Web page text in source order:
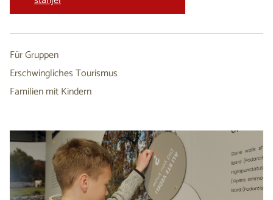
Für Gruppen
Erschwingliches Tourismus
Familien mit Kindern